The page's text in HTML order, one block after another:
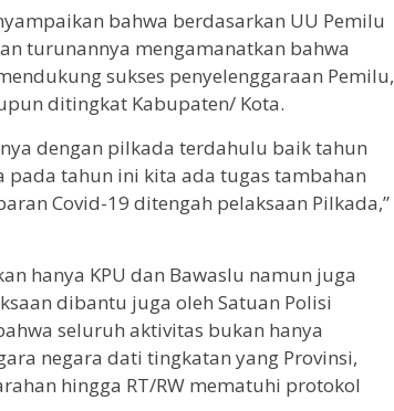
bahwa berdasarkan UU Pemilu
turunannya mengamanatkan bahwa
sukses penyelenggaraan Pemilu,
ditingkat Kabupaten/ Kota.
dengan pilkada terdahulu baik tahun
pada tahun ini kita ada tugas tambahan
Covid-19 ditengah pelaksaan Pilkada,”
hanya KPU dan Bawaslu namun juga
dibantu juga oleh Satuan Polisi
seluruh aktivitas bukan hanya
negara dati tingkatan yang Provinsi,
hingga RT/RW mematuhi protokol